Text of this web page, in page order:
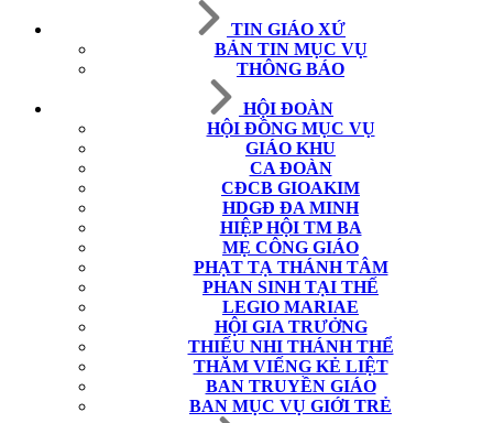
TIN GIÁO XỨ
BẢN TIN MỤC VỤ
THÔNG BÁO
HỘI ĐOÀN
HỘI ĐỒNG MỤC VỤ
GIÁO KHU
CA ĐOÀN
CĐCB GIOAKIM
HDGĐ ĐA MINH
HIỆP HỘI TM BA
MẸ CÔNG GIÁO
PHẠT TẠ THÁNH TÂM
PHAN SINH TẠI THẾ
LEGIO MARIAE
HỘI GIA TRƯỞNG
THIẾU NHI THÁNH THỂ
THĂM VIẾNG KẺ LIỆT
BAN TRUYỀN GIÁO
BAN MỤC VỤ GIỚI TRẺ